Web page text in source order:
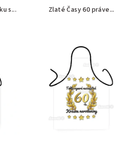
s... Zlaté Časy 60 práve...